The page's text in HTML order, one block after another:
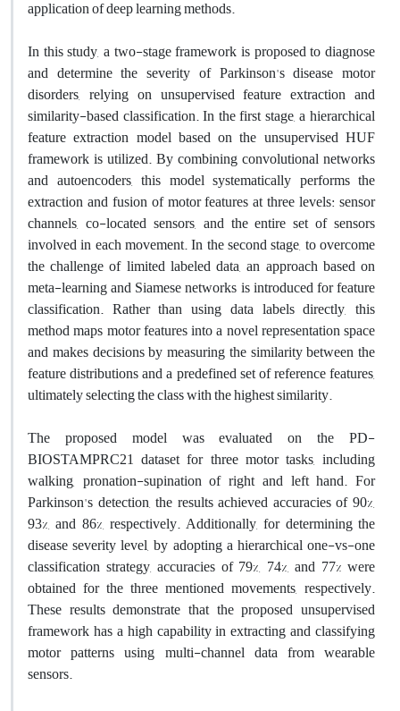
application of deep learning methods.
In this study, a two-stage framework is proposed to diagnose
and determine the severity of Parkinson's disease motor
disorders, relying on unsupervised feature extraction and
similarity-based classification. In the first stage, a hierarchical
feature extraction model based on the unsupervised HUF
framework is utilized. By combining convolutional networks
and autoencoders, this model systematically performs the
extraction and fusion of motor features at three levels: sensor
channels, co-located sensors, and the entire set of sensors
involved in each movement. In the second stage, to overcome
the challenge of limited labeled data, an approach based on
meta-learning and Siamese networks is introduced for feature
classification. Rather than using data labels directly, this
method maps motor features into a novel representation space
and makes decisions by measuring the similarity between the
feature distributions and a predefined set of reference features,
ultimately selecting the class with the highest similarity.
The proposed model was evaluated on the PD-
BIOSTAMPRC21 dataset for three motor tasks, including
walking, pronation-supination of right and left hand. For
Parkinson's detection, the results achieved accuracies of 90%,
93%, and 86%, respectively. Additionally, for determining the
disease severity level, by adopting a hierarchical one-vs-one
classification strategy, accuracies of 79%, 74%, and 77% were
obtained for the three mentioned movements, respectively.
These results demonstrate that the proposed unsupervised
framework has a high capability in extracting and classifying
motor patterns using multi-channel data from wearable
sensors.